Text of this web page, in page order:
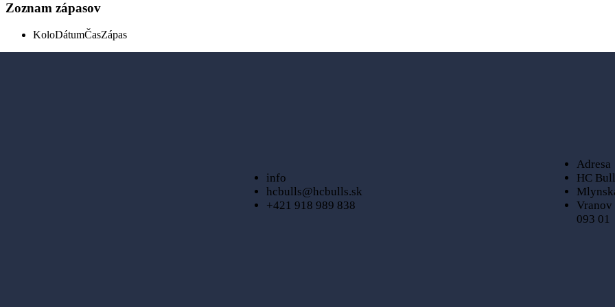
Zoznam zápasov
KoloDátumČasZápas
info
hcbulls@hcbulls.sk
+421 918 989 838
Adresa
HC
Vranov
093 01